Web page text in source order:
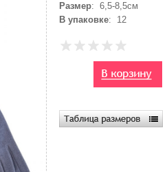
Размер: 6,5-8,5см
В упаковке: 12